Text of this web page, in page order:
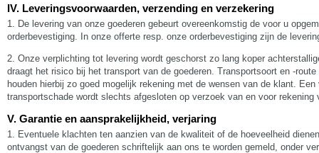
IV. Leveringsvoorwaarden, verzending en verzekering
1. De levering van onze goederen gebeurt overeenkomstig de voor u
orderbevestiging. In onze offerte resp. onze orderbevestiging zijn de
2. Onze verplichting tot levering wordt geschorst zo lang koper
draagt het risico bij het transport van de goederen. Transportsoort en -
houden hierbij zo goed mogelijk rekening met de wensen van de klant. Een
transportschade wordt slechts afgesloten op verzoek van en voor rekening
V. Garantie en aansprakelijkheid, verjaring
1. Eventuele klachten ten aanzien van de kwaliteit of de hoeveelheid
ontvangst van de goederen schriftelijk aan ons te worden gemeld, onder